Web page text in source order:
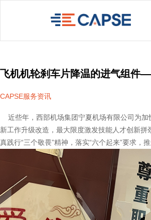
飞机机轮刹车片降温的进气组件
CAPSE服务资讯
近些年，西部机场集团宁夏机场有限公司为加
新工作升级改造，最大限度激发技能人才创新
真践行“三个敬畏”精神，落实“六个起来”要求，